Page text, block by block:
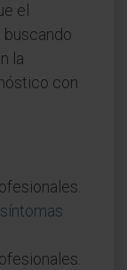
el
la
con